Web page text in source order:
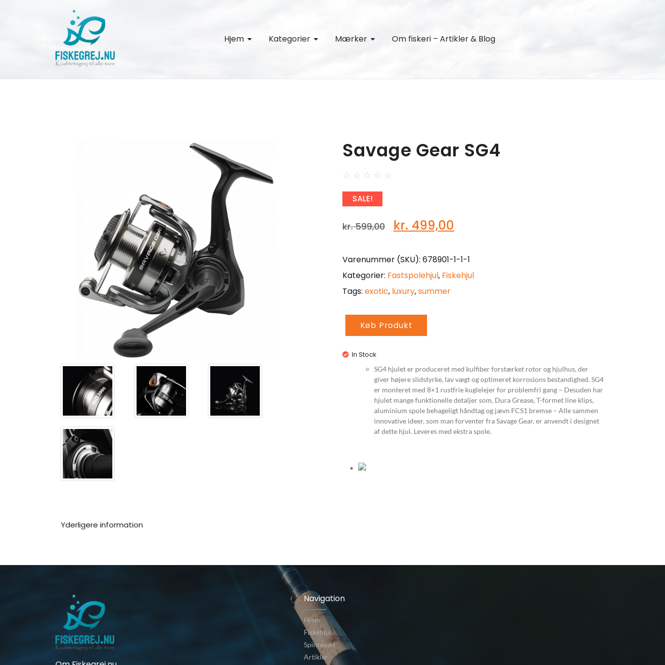
Hjem Kategorier Mærker Om fiskeri – Artikler & Blog
Savage Gear SG4
☆ ☆ ☆ ☆ ☆
SALE!
kr.599,00 kr. 499,00
Varenummer (SKU): 678901-1-1-1
Kategorier: Fastspolehjul, Fiskehjul
Tags: exotic, luxury,summer
Køb Produkt
In Stock
SG4 hjulet er produceret med kulfiber forstærket rotor og hjulhus, der
giver højere slidstyrke, lav vægt og optimeret korrosions bestandighed. SG4
er monteret med 8+1 rustfrie kuglelejer for problemfri gang – Desuden har
hjulet mange funktionelle detaljer som, Dura Grease, T-formet line klips,
aluminium spole behageligt håndtag og jævn FCS1 bremse – Alle sammen
innovative ideer, som man forventer fra Savage Gear, er anvendt i designet
af dette hjul. Leveres med ekstra spole.
Yderligere information
Navigation
Hjem
Fiskehjul
Spinnesæt
Artikler